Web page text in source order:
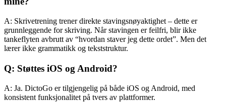
A: Skrivetrening trener direkte stavingsnøyaktighet – dette er
grunnleggende for skriving. Når stavingen er feilfri, blir ikke
tankeflyten avbrutt av “hvordan staver jeg dette ordet”. Men det
lærer ikke grammatikk og tekststruktur.
Q: Støttes iOS og Android?
A: Ja. DictoGo er tilgjengelig på både iOS og Android, med
konsistent funksjonalitet på tvers av plattformer.